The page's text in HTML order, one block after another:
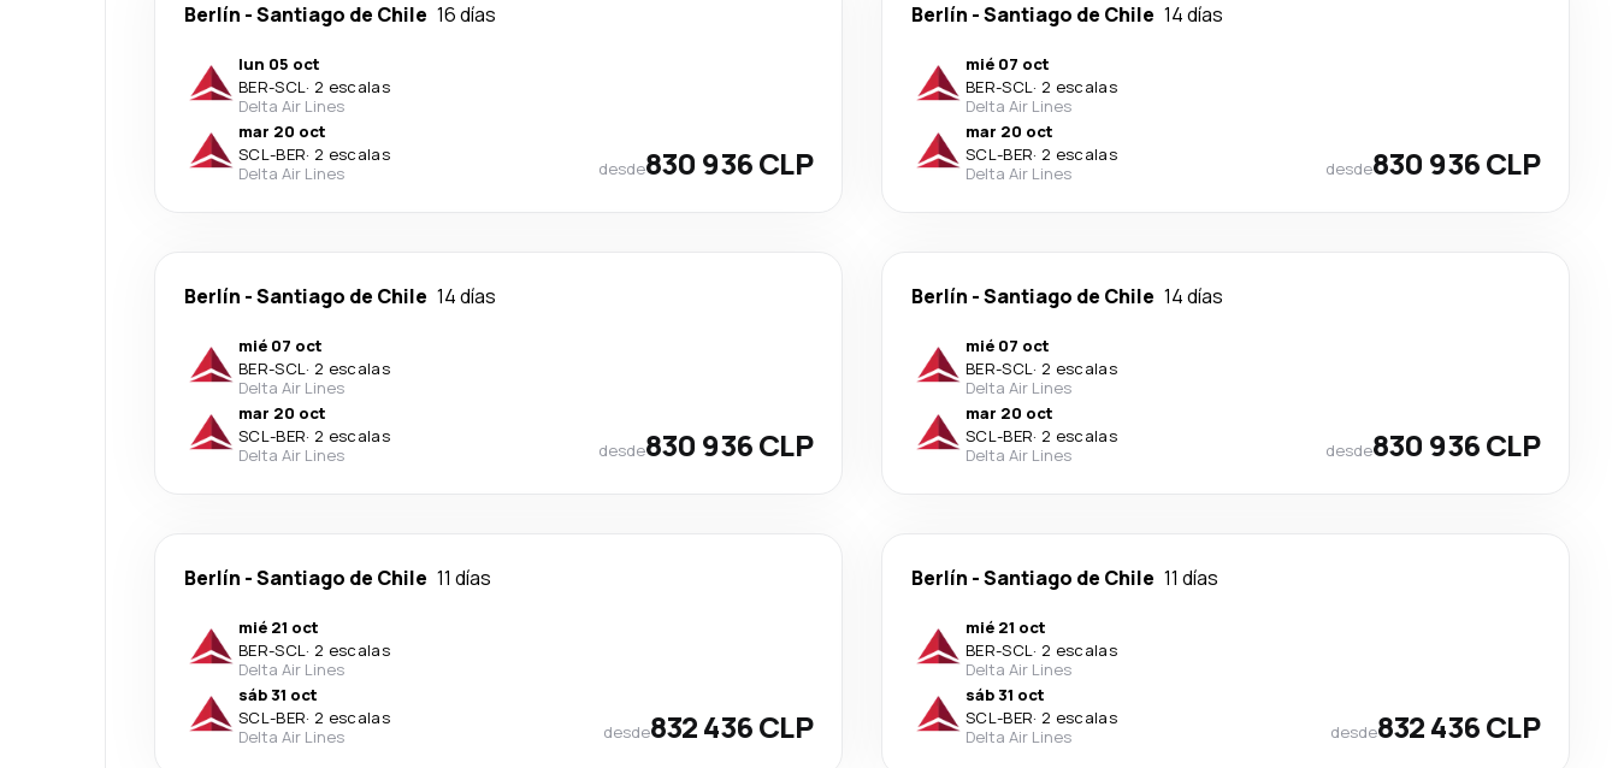
Berlín -Santiago de Chile 16 días
lun 05 oct
BER-SCL· 2 escalas
Delta Air Lines
mar 20 oct
SCL-BER· 2 escalas
Delta Air Lines
desde830 936 CLP
Berlín -Santiago de Chile 14 días
mié 07 oct
BER-SCL· 2 escalas
Delta Air Lines
mar 20 oct
SCL-BER· 2 escalas
Delta Air Lines
desde830 936 CLP
Berlín -Santiago de Chile 14 días
mié 07 oct
BER-SCL· 2 escalas
Delta Air Lines
mar 20 oct
SCL-BER· 2 escalas
Delta Air Lines
desde830 936 CLP
Berlín -Santiago de Chile 14 días
mié 07 oct
BER-SCL· 2 escalas
Delta Air Lines
mar 20 oct
SCL-BER· 2 escalas
Delta Air Lines
desde830 936 CLP
Berlín -Santiago de Chile 11 días
mié 21 oct
BER-SCL· 2 escalas
Delta Air Lines
sáb 31 oct
SCL-BER· 2 escalas
Delta Air Lines
desde832 436 CLP
Berlín -Santiago de Chile 11 días
mié 21 oct
BER-SCL· 2 escalas
Delta Air Lines
sáb 31 oct
SCL-BER· 2 escalas
Delta Air Lines
desde832 436 CLP